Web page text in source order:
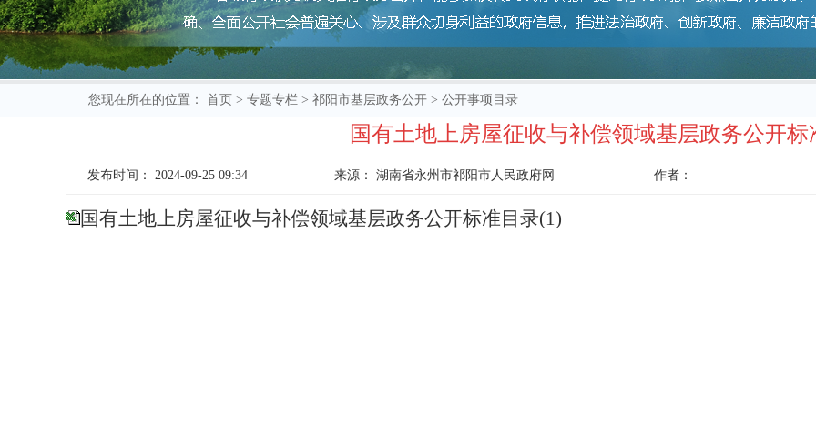
您现在所在的位置： 首页 > 专题专栏 > 祁阳市基层政务公开 > 公开事项目录
国有土地上房屋征收与补偿领域基层政务公开标
发布时间： 2024-09-25 09:34 来源： 湖南省永州市祁阳市人民政府网 作者：
国有土地上房屋征收与补偿领域基层政务公开标准目录(1)